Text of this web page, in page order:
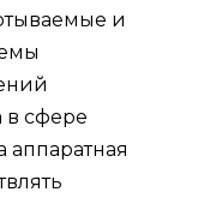
и
в сфере
аппаратная